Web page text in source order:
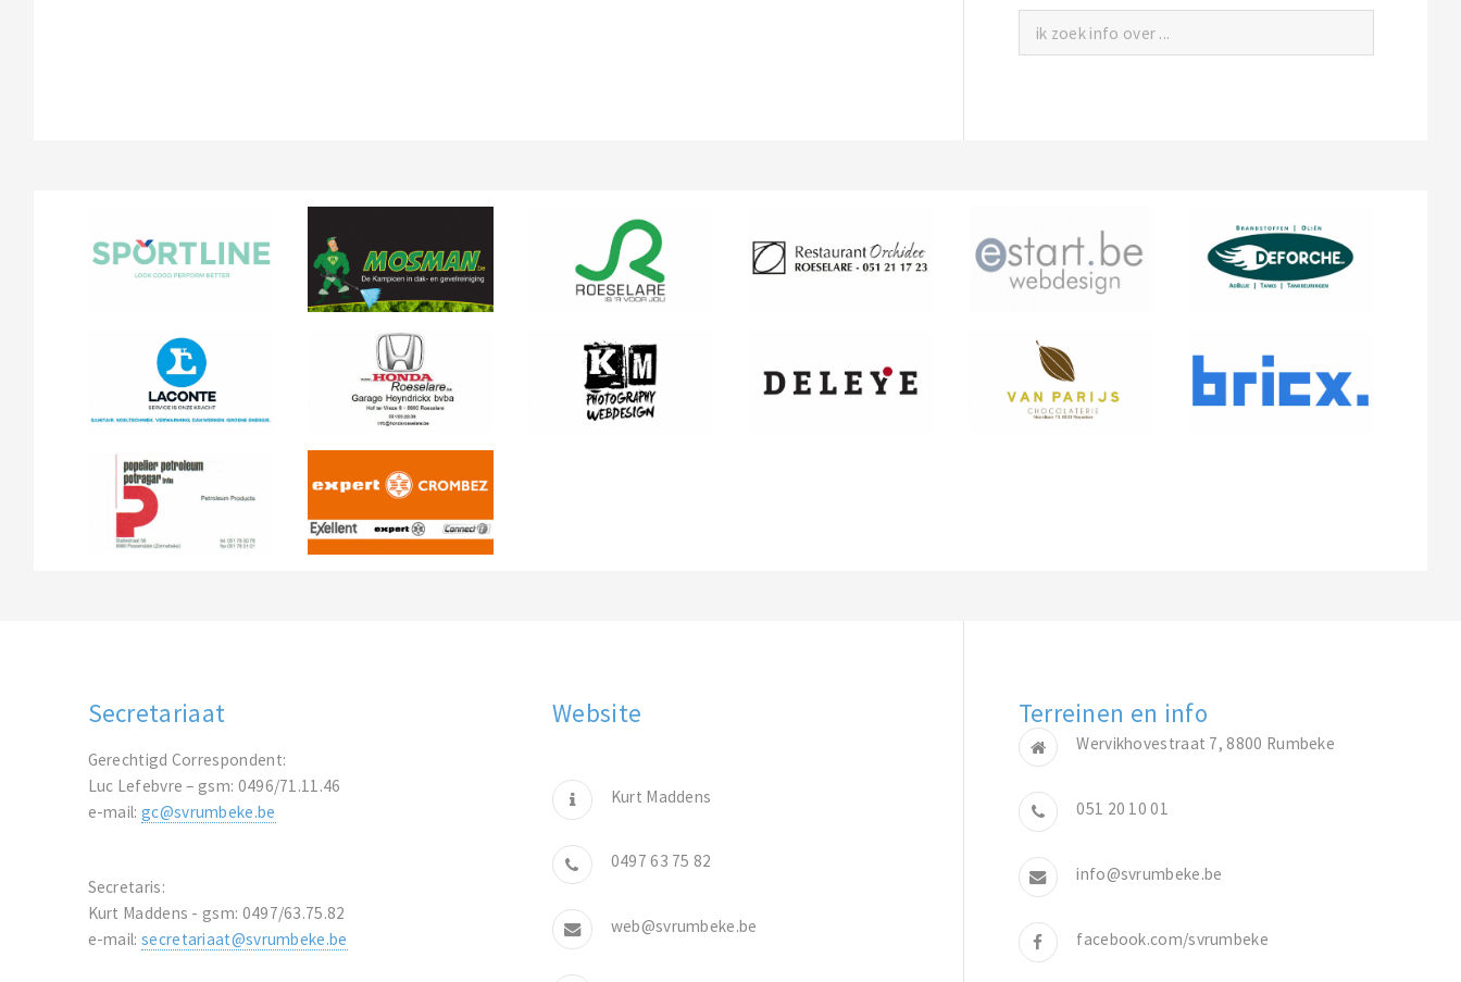
Secretariaat
Gerechtigd Correspondent:
Luc Lefebvre – gsm: 0496/71.11.46
e-mail: gc@svrumbeke.be
Secretaris:
Kurt Maddens - gsm: 0497/63.75.82
e-mail: secretariaat@svrumbeke.be
Website
Kurt Maddens
0497 63 75 82
web@svrumbeke.be
Terreinen en info
Wervikhovestraat 7, 8800 Rumbeke
051 20 10 01
info@svrumbeke.be
facebook.com/svrumbeke